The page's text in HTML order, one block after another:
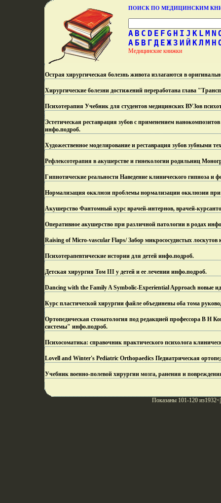
ПОИСК ПО МЕДИЦИНСКИМ
A B C D E F G H I J K L M N
А Б В Г Д Е Ж З И Й КЛ М Н
Медицинские книжки
Острая хирургическая болезнь живота излагаются в
Хирургические болезни достижений переработана глава
Психотерапия Учебник для студентов медицинских ВУЗов
Эстетическая реставрация зубов с применением
инфо.подроб.
Художественное моделирование и реставрация зубов зубными
Рефлексотерапия в акушерстве и гинекологии родильниц
Гипнотические реальности Наведение клинического гипноза
Нормализация окклюзи проблемы нормализации окклюзии при
Акушерство Фантомный курс врачей-интернов, врачей-
Оперативное акушерство при различной патологии в родах
Raising of Micro-vascular Flaps/ Забор микрососудистых
Психотерапевтические истории для детей инфо.подроб.
Детская хирургия Том III у детей и ее лечении инфо.подроб.
Dancing with the Family A Symbolic-Experiential Approach новые
Курс пластической хирургии файле объединены оба тома
Ортопедическая стоматология под редакцией профессора В
системы" инфо.подроб.
Психосоматика: справочник практического психолога
Lovell and Winter's Pediatric Orthopaedics Педиатрическая
Учебник военно-полевой хирургии мозга, ранения и
Показаны 101-120 из1932<